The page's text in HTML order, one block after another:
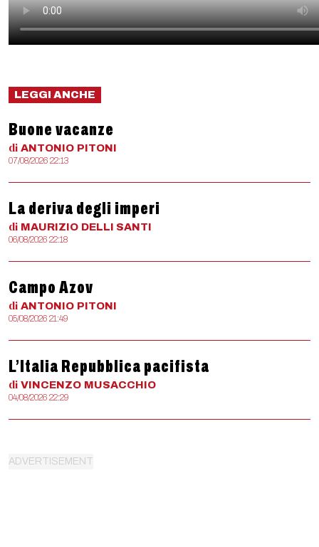
LEGGI ANCHE
Buone vacanze
di ANTONIO PITONI
07/08/2026 22:13
La deriva degli imperi
di MAURIZIO DELLI SANTI
06/08/2026 22:18
Campo Azov
di ANTONIO PITONI
05/08/2026 21:49
L’Italia Repubblica pacifista
di VINCENZO MUSACCHIO
04/08/2026 22:29